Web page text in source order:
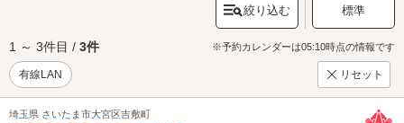
絞り込む 標準
1 ～ 3件目 / 3件 ※予約カレンダーは05:10時点の情報です
有線LAN リセット
埼玉県 さいたま市大宮区吉敷町